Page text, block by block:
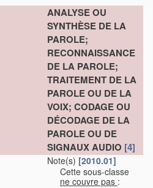
ANALYSE OU
SYNTHÈSE DE LA
PAROLE;
RECONNAISSANCE
DE LA PAROLE;
TRAITEMENT DE LA
PAROLE OU DE LA
VOIX; CODAGE OU
DÉCODAGE DE LA
PAROLE OU DE
SIGNAUX AUDIO [4]
Note(s) [2010.01]
Cette sous-classe
ne couvre pas :